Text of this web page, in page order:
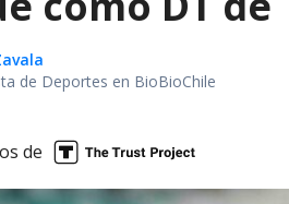
de Deportes en BioBioChile
de